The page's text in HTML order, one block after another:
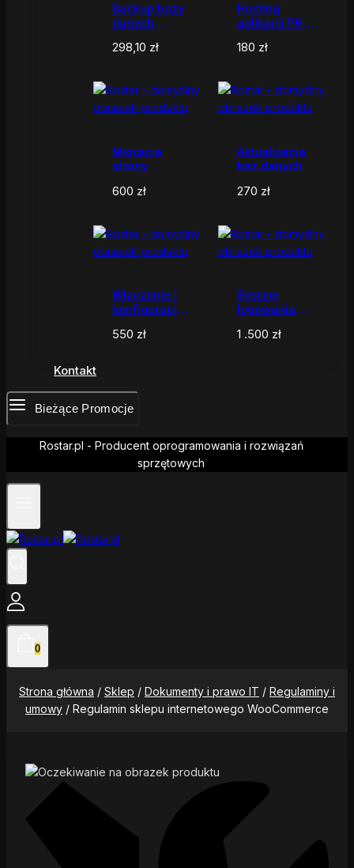
Backup bazy
danych
298,10 zł
Hosting
aplikacji PHP /
StarFrame
180 zł
Migracja
strony
nowy serwer
600 zł
Aktualizacja
baz danych
270 zł
Włączenie i
konfiguracja
HTTP/3
550 zł
System
logowania
diagnostyki
1 .500 zł
Kontakt
Bieżące Promocje
Rostar.pl - Producent oprogramowania i rozwiązań
sprzętowych
0
Strona główna / Sklep / Dokumenty i prawo IT / Regulaminy i
umowy / Regulamin sklepu internetowego WooCommerce